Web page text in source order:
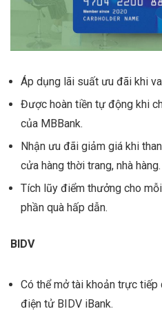
Áp dụng lãi suất ưu đãi khi
Được hoàn tiền tự động khi
của MBBank.
Nhận ưu đãi giảm giá khi
cửa hàng thời trang, nhà hàng.
Tích lũy điểm thưởng cho
phần quà hấp dẫn.
BIDV
Có thể mở tài khoản trực tiếp
điện tử BIDV iBank.